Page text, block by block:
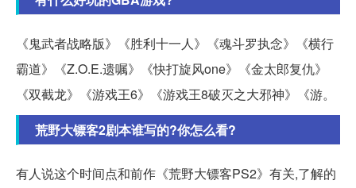
《鬼武者战略版》《胜利十一人》《魂斗罗执念》《横行
霸道》《Z.O.E.遗嘱》《快打旋风one》《金太郎复仇》
《双截龙》《游戏王6》《游戏王8破灭之大邪神》《游。
荒野大镖客2剧本谁写的?你怎么看?
有人说这个时间点和前作《荒野大镖客PS2》有关,了解的